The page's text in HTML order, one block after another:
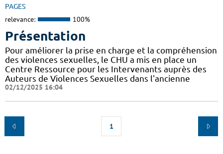
PAGES
relevance: 100%
Présentation
Pour améliorer la prise en charge et la compréhension
des violences sexuelles, le CHU a mis en place un
Centre Ressource pour les Intervenants auprès des
Auteurs de Violences Sexuelles dans l'ancienne
02/12/2025 16:04
1